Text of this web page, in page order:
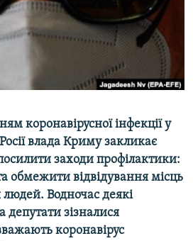
КРИМУ
коронавірусної інфекції у
влада Криму закликає
заходи профілактики:
обмежити відвідування місць
Водночас деякі
депутати зізналися
коронавірус